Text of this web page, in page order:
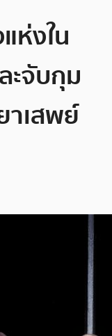
ห่งใน
ะจับกุม
เสพย์